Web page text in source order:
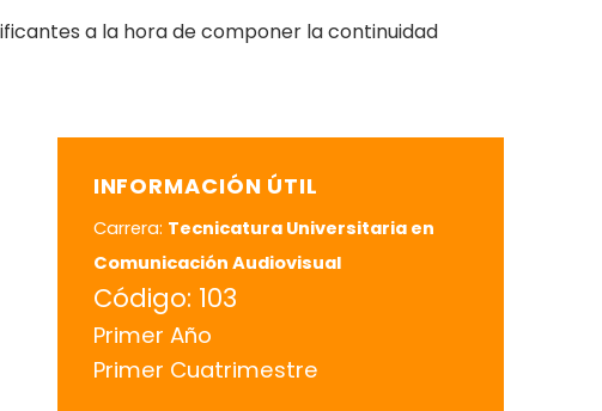
a la hora de componer la continuidad
INFORMACIÓN ÚTIL
Carrera: Tecnicatura Universitaria en
Comunicación Audiovisual
Código: 103
Primer Año
Primer Cuatrimestre